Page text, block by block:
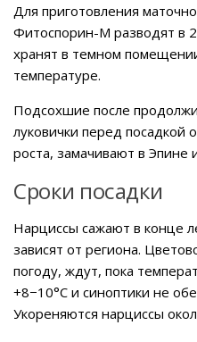
Для приготовления
Фитоспорин-М разводят в
хранят в темном
температуре.
Подсохшие после
луковички перед посадкой
роста, замачивают в Эпине
Сроки посадки
Нарциссы сажают в конце
зависят от региона.
погоду, ждут, пока
+8−10°C и синоптики не
Укореняются нарциссы